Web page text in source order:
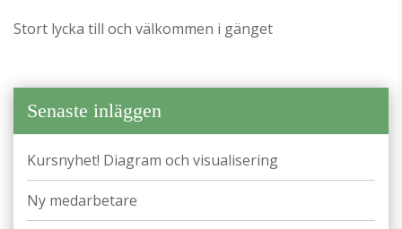
Stort lycka till och välkommen i gänget
Senaste inläggen
Kursnyhet! Diagram och visualisering
Ny medarbetare